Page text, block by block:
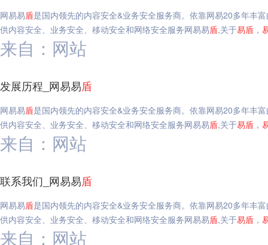
网易易盾是国内领先的内容安全&业务安全服务商。依靠网易20多年丰
供内容安全、业务安全、移动安全和网络安全服务网易易盾,关于易盾 ，
来自：网站
发展历程_网易易盾
网易易盾是国内领先的内容安全&业务安全服务商。依靠网易20多年丰
供内容安全、业务安全、移动安全和网络安全服务网易易盾,关于易盾 ，
来自：网站
联系我们_网易易盾
网易易盾是国内领先的内容安全&业务安全服务商。依靠网易20多年丰
供内容安全、业务安全、移动安全和网络安全服务网易易盾,关于易盾 ，
来自：网站